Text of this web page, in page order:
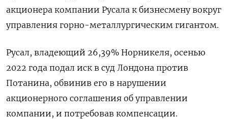
акционера компании Русала к бизнесмену вокруг
управления горно-металлургическим гигантом.
Русал, владеющий 26,39% Норникеля, осенью
2022 года подал иск в суд Лондона против
Потанина, обвинив его в нарушении
акционерного соглашения об управлении
компании, и потребовав компенсации.